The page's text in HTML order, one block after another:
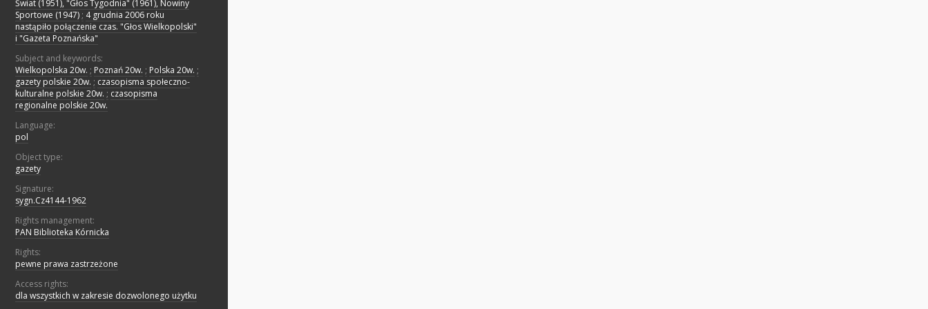
Świat (1951), "Głos Tygodnia" (1961), Nowiny
Sportowe (1947) ; 4 grudnia 2006 roku
nastąpiło połączenie czas. "Głos Wielkopolski"
i "Gazeta Poznańska"
Subject and keywords:
Wielkopolska 20w. ; Poznań 20w. ; Polska 20w. ;
gazety polskie 20w. ; czasopisma społeczno-
kulturalne polskie 20w. ; czasopisma
regionalne polskie 20w.
Language:
pol
Object type:
gazety
Signature:
sygn.Cz4144-1962
Rights management:
PAN Biblioteka Kórnicka
Rights:
pewne prawa zastrzeżone
Access rights:
dla wszystkich w zakresie dozwolonego użytku